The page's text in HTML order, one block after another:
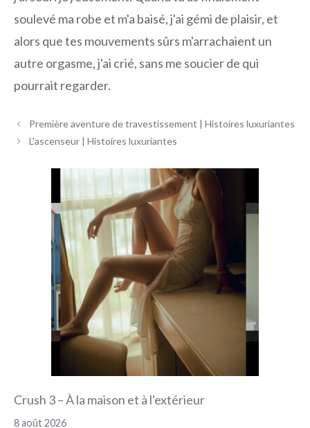
soulevé ma robe et m'a baisé, j'ai gémi de plaisir, et
alors que tes mouvements sûrs m'arrachaient un
autre orgasme, j'ai crié, sans me soucier de qui
pourrait regarder.
Navigation
des
Première aventure de travestissement | Histoires luxuriantes
L'ascenseur | Histoires luxuriantes
Crush 3 – À la maison et à l'extérieur
8 août 2026